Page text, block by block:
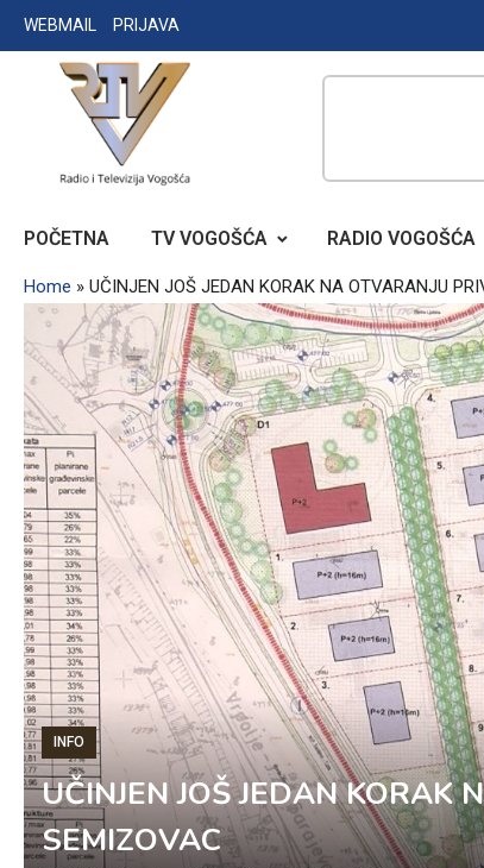
Skip
to
WEBMAIL PRIJAVA
RADIO TELEVIZIJA VOGOŠĆA
POČETNA TV VOGOŠĆA RADIO VOGOŠĆA
Home » UČINJEN JOŠ JEDAN KORAK NA OTVARANJU
INFO
UČINJEN JOŠ JEDAN KORAK
SEMIZOVAC